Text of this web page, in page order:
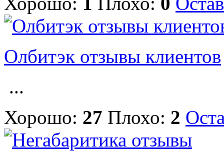
Олбитэк отзывы клиентов
...
Хорошо: 27 Плохо: 2